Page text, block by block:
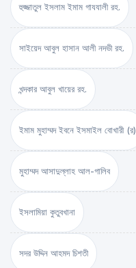
হুজ্জাতুল ইসলাম ইমাম গাযযালী রহ.
সাইয়েদ আবুল হাসান আলী নদভী রহ.
খন্দকার আবুল খায়ের রহ.
ইমাম মুহাম্মদ ইবনে ইসমাইল বোখারী (র)
মুহাম্মদ আসাদুল্লাহ আল-গালিব
ইসলামিয়া কুতুবখানা
সদর উদ্দিন আহমদ চিশতী